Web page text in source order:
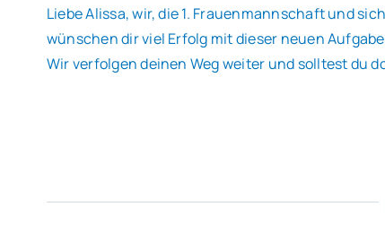
Liebe Alissa, wir, die 1. Frauenmannschaft und
wünschen dir viel Erfolg mit dieser neuen
Wir verfolgen deinen Weg weiter und solltest du